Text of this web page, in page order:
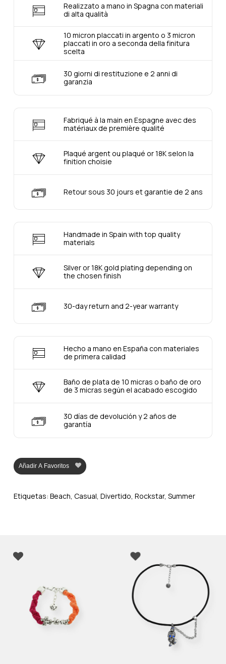
Realizzato a mano in Spagna con materiali
di alta qualità
10 micron placcati in argento o 3 micron
placcati in oro a seconda della finitura
scelta
30 giorni di restituzione e 2 anni di
garanzia
Fabriqué à la main en Espagne avec des
matériaux de première qualité
Plaqué argent ou plaqué or 18K selon la
finition choisie
Retour sous 30 jours et garantie de 2 ans
Handmade in Spain with top quality
materials
Silver or 18K gold plating depending on
the chosen finish
30-day return and 2-year warranty
Hecho a mano en España con materiales
de primera calidad
Baño de plata de 10 micras o baño de oro
de 3 micras según el acabado escogido
30 días de devolución y 2 años de
garantía
Añadir A Favoritos
Etiquetas: Beach Casual Divertido Rockstar, Summer